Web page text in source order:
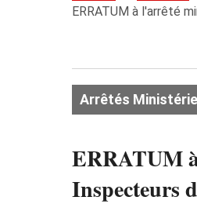
ERRATUM à l'arrêté
Arrêtés
ERRATUM
Inspecteurs